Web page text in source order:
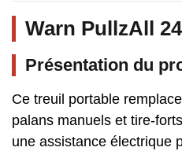
Warn PullzAll
Présentation du
Ce treuil portable
palans manuels et tire-
une assistance électrique